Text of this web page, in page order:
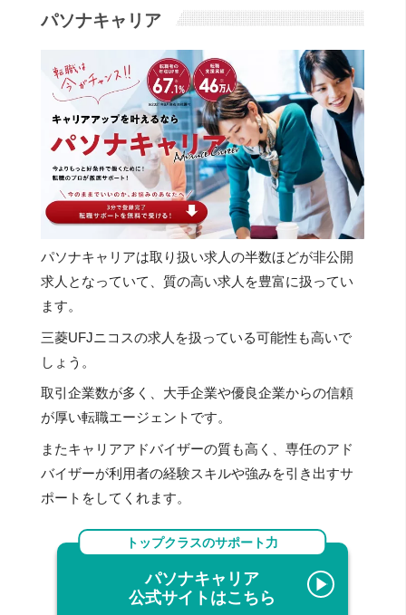
パソナキャリア
パソナキャリアは取り扱い求人の半数ほどが非公開
求人となっていて、質の高い求人を豊富に扱ってい
ます。
三菱UFJニコスの求人を扱っている可能性も高いで
しょう。
取引企業数が多く、大手企業や優良企業からの信頼
が厚い転職エージェントです。
またキャリアアドバイザーの質も高く、専任のアド
バイザーが利用者の経験スキルや強みを引き出すサ
ポートをしてくれます。
トップクラスのサポート力
パソナキャリア
公式サイトはこちら